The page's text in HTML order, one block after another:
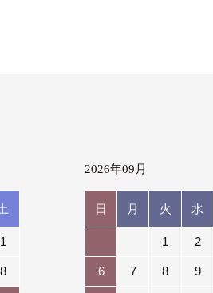
1
8
2026年09月
日 月 火 水
1 2
6 7 8 9